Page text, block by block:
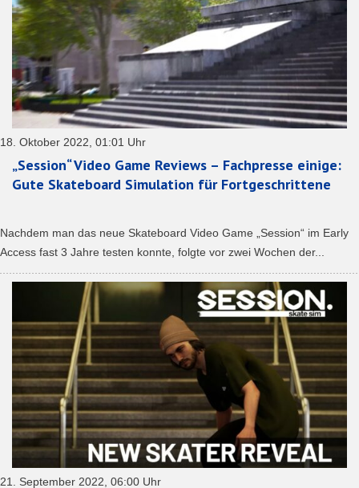
18. Oktober 2022, 01:01 Uhr
„Session“ Video Game Reviews – Fachpresse einige:
Gute Skateboard Simulation für Fortgeschrittene
Nachdem man das neue Skateboard Video Game „Session“ im Early
Access fast 3 Jahre testen konnte, folgte vor zwei Wochen der...
21. September 2022, 06:00 Uhr